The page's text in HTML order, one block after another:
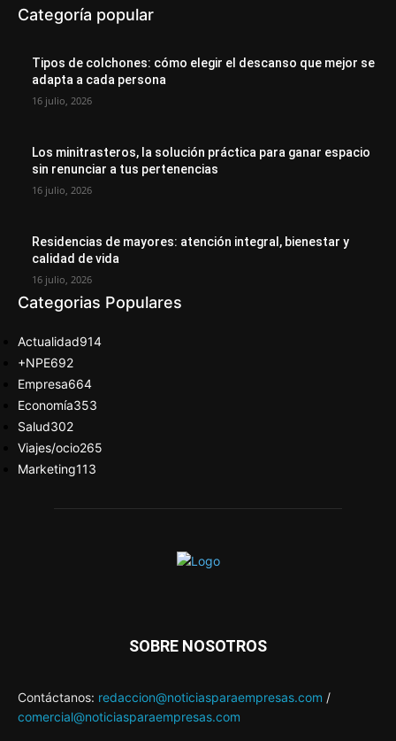
Categoría popular
Tipos de colchones: cómo elegir el descanso que mejor se
adapta a cada persona
16 julio, 2026
Los minitrasteros, la solución práctica para ganar espacio
sin renunciar a tus pertenencias
16 julio, 2026
Residencias de mayores: atención integral, bienestar y
calidad de vida
16 julio, 2026
Categorias Populares
Actualidad914
+NPE692
Empresa664
Economía353
Salud302
Viajes/ocio265
Marketing113
SOBRE NOSOTROS
Contáctanos: redaccion@noticiasparaempresas.com /
comercial@noticiasparaempresas.com